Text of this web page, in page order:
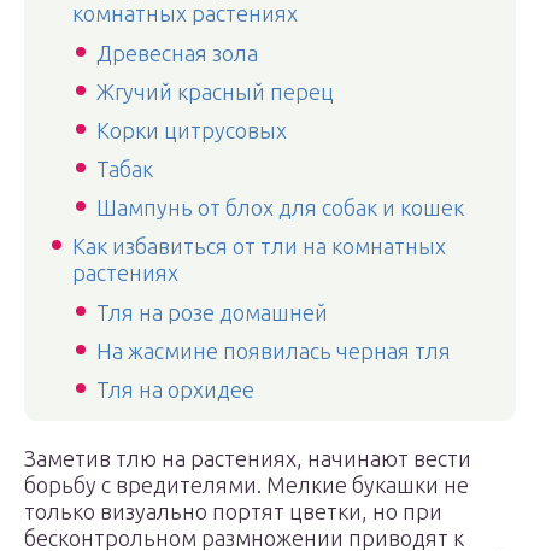
комнатных растениях
Древесная зола
Жгучий красный перец
Корки цитрусовых
Табак
Шампунь от блох для собак и кошек
Как избавиться от тли на комнатных
растениях
Тля на розе домашней
На жасмине появилась черная тля
Тля на орхидее
Заметив тлю на растениях, начинают вести
борьбу с вредителями. Мелкие букашки не
только визуально портят цветки, но при
бесконтрольном размножении приводят к